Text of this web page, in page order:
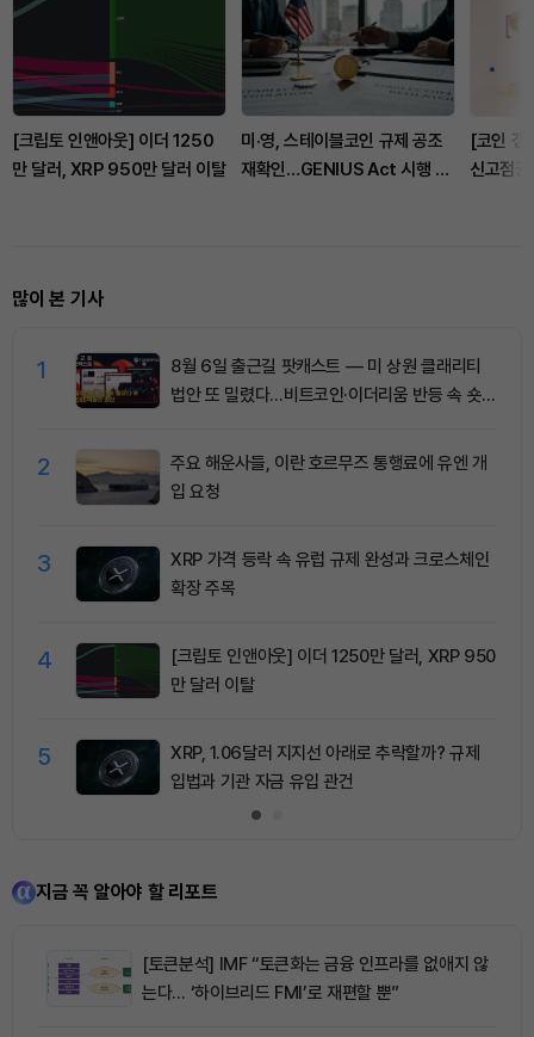
[크립토 인앤아웃] 이더 1250
만 달러, XRP 950만 달러 이탈
미·영, 스테이블코인 규제 공조
재확인…GENIUS Act 시행 논
[코인 갱
신고점
많이 본 기사
1
8월 6일 출근길 팟캐스트 — 미 상원 클래리티
법안 또 밀렸다…비트코인·이더리움 반등 속 숏
2
주요 해운사들, 이란 호르무즈 통행료에 유엔 개
입 요청
3
XRP 가격 등락 속 유럽 규제 완성과 크로스체인
확장 주목
4
[크립토 인앤아웃] 이더 1250만 달러, XRP 950
만 달러 이탈
5
XRP, 1.06달러 지지선 아래로 추락할까? 규제
입법과 기관 자금 유입 관건
지금 꼭 알아야 할 리포트
[토큰분석] IMF “토큰화는 금융 인프라를 없애지 않
는다… ‘하이브리드 FMI’로 재편할 뿐”